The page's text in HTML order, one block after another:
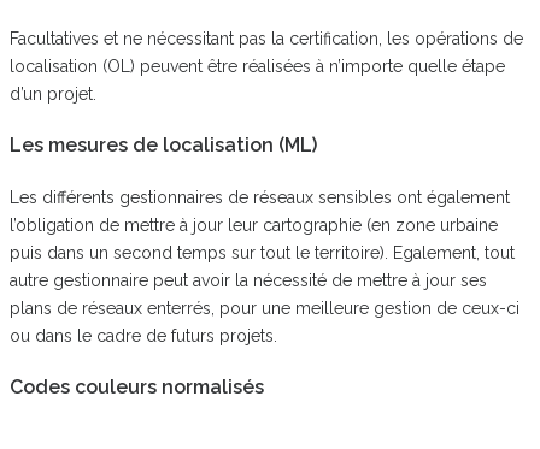
Facultatives et ne nécessitant pas la certification, les opérations de
localisation (OL) peuvent être réalisées à n’importe quelle étape
d’un projet.
Les mesures de localisation (ML)
Les différents gestionnaires de réseaux sensibles ont également
l’obligation de mettre à jour leur cartographie (en zone urbaine
puis dans un second temps sur tout le territoire). Egalement, tout
autre gestionnaire peut avoir la nécessité de mettre à jour ses
plans de réseaux enterrés, pour une meilleure gestion de ceux-ci
ou dans le cadre de futurs projets.
Codes couleurs normalisés